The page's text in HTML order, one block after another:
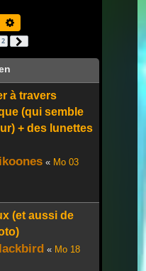
Suche
2
à travers
(qui semble
+ des lunettes
« Mo 03
(et aussi de
« Mo 18